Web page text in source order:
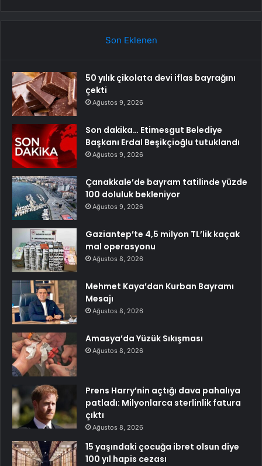
Son Eklenen
50 yılık çikolata devi iflas bayrağını
çekti
Ağustos 9, 2026
Son dakika… Etimesgut Belediye
Başkanı Erdal Beşikçioğlu tutuklandı
Ağustos 9, 2026
Çanakkale’de bayram tatilinde yüzde
100 doluluk bekleniyor
Ağustos 9, 2026
Gaziantep’te 4,5 milyon TL’lik kaçak
mal operasyonu
Ağustos 8, 2026
Mehmet Kaya’dan Kurban Bayramı
Mesajı
Ağustos 8, 2026
Amasya’da Yüzük Sıkışması
Ağustos 8, 2026
Prens Harry’nin açtığı dava pahalıya
patladı: Milyonlarca sterlinlik fatura
çıktı
Ağustos 8, 2026
15 yaşındaki çocuğa ibret olsun diye
100 yıl hapis cezası